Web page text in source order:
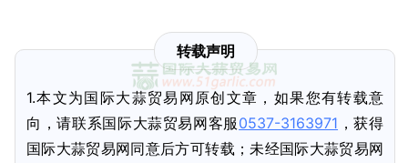
转载声明
1.本文为国际大蒜贸易网原创文章，如果您有转载意
向，请联系国际大蒜贸易网客服 0537-3163971 ，获得
国际大蒜贸易网同意后方可转载；未经国际大蒜贸易网